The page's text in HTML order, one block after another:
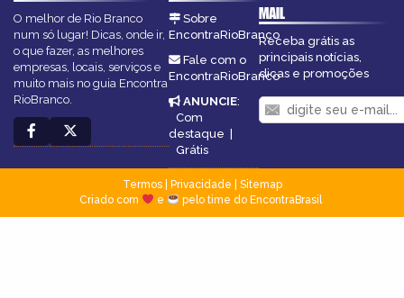
O melhor de Rio Branco
num só lugar! Dicas, onde ir,
o que fazer, as melhores
empresas, locais, serviços e
muito mais no guia Encontra
RioBranco.
Sobre
EncontraRioBranco
Fale com o
EncontraRioBranco
ANUNCIE:
Com
destaque |
Grátis
MAIL
Receba grátis as
principais notícias,
dicas e promoções
Termos| Privacidade
Sitemap
Criado com
e pelo time do EncontraBrasil